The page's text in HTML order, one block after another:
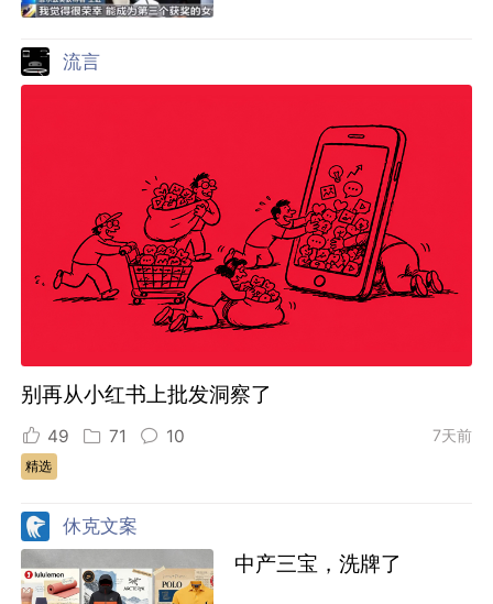
流言
别再从小红书上批发洞察了
49 71 10 7天前
精选
休克文案
中产三宝，洗牌了